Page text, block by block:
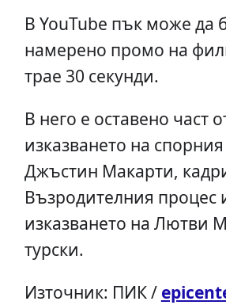
В YouTube пък може да
намерено промо на
трае 30 секунди.
В него е оставено част
изказването на
Джъстин Макарти,
Възродителния процес
изказването на Лютви
турски.
Източник: ПИК /